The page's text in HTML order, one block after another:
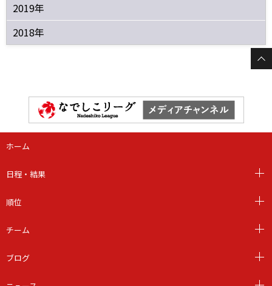
2019年
2018年
ホーム
日程・結果
順位
チーム
ブログ